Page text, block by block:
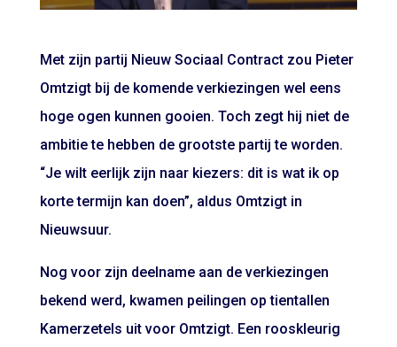
Met zijn partij Nieuw Sociaal Contract zou Pieter
Omtzigt bij de komende verkiezingen wel eens
hoge ogen kunnen gooien. Toch zegt hij niet de
ambitie te hebben de grootste partij te worden.
“Je wilt eerlijk zijn naar kiezers: dit is wat ik op
korte termijn kan doen”, aldus Omtzigt in
Nieuwsuur.
Nog voor zijn deelname aan de verkiezingen
bekend werd, kwamen peilingen op tientallen
Kamerzetels uit voor Omtzigt. Een rooskleurig